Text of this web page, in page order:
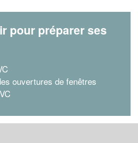
pour préparer ses
ouvertures de fenêtres